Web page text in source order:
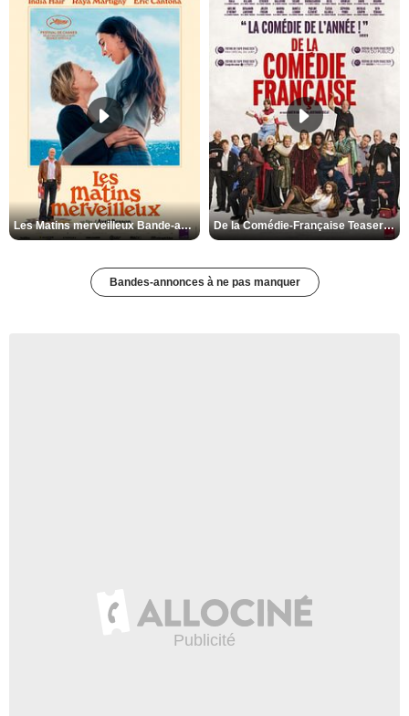
Les Matins merveilleux Bande-annonce VF De la Comédie-Française Teaser VF
Bandes-annonces à ne pas manquer